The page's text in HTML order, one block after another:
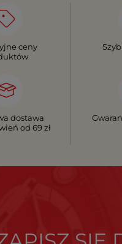
ceny
dostawa
od 69 zł